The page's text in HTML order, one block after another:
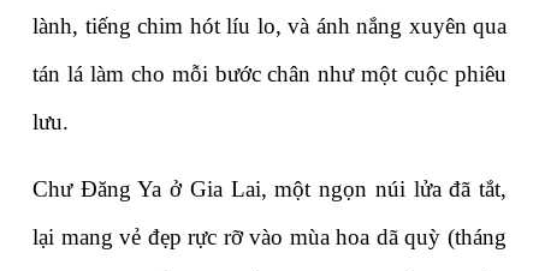
lành, tiếng chim hót líu lo, và ánh nắng xuyên qua
tán lá làm cho mỗi bước chân như một cuộc phiêu
lưu.
Chư Đăng Ya ở Gia Lai, một ngọn núi lửa đã tắt,
lại mang vẻ đẹp rực rỡ vào mùa hoa dã quỳ (tháng